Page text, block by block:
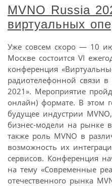
MVNO Russia
виртуальных
Уже совсем скоро — 10
Москве состоится VI
конференция
радиотелефонной связи
2021». Мероприятие
онлайн) формате. В этом
будущее индустрии
бизнес-модели на рынке
также роль MVNO в
возможность их
сервисов. Конференция
на тему «Современные
отечественного рынка